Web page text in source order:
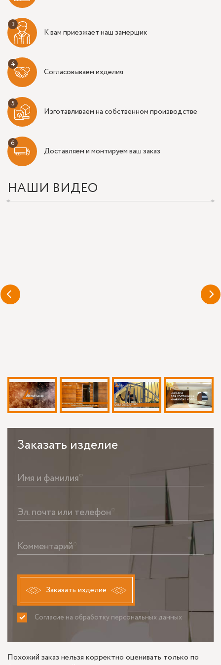
К вам приезжает наш замерщик
Согласовываем изделия
Изготавливаем на собственном производстве
Доставляем и монтируем ваш заказ
НАШИ ВИДЕО
Заказать изделие
Имя и фамилия*
Эл. почта или телефон*
Комментарий*
Заказать изделие
Согласие на обработку персональных данных
ПРИНИМАЮ НЕ ПРИНИМАЮ
Похожий заказ нельзя корректно оценивать только по